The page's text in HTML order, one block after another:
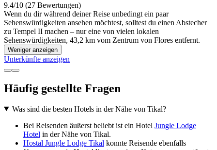
9.4/10 (27 Bewertungen)
Wenn du dir während deiner Reise unbedingt ein paar
Sehenswürdigkeiten ansehen möchtest, solltest du einen Abstecher
zu Tempel II machen – nur eine von vielen lokalen
Sehenswürdigkeiten, 43,2 km vom Zentrum von Flores entfernt.
Weniger anzeigen
Unterkünfte anzeigen
Häufig gestellte Fragen
Was sind die besten Hotels in der Nähe von Tikal?
Bei Reisenden äußerst beliebt ist ein Hotel Jungle Lodge
Hotel in der Nähe von Tikal.
Hostal Jungle Lodge Tikal konnte Reisende ebenfalls